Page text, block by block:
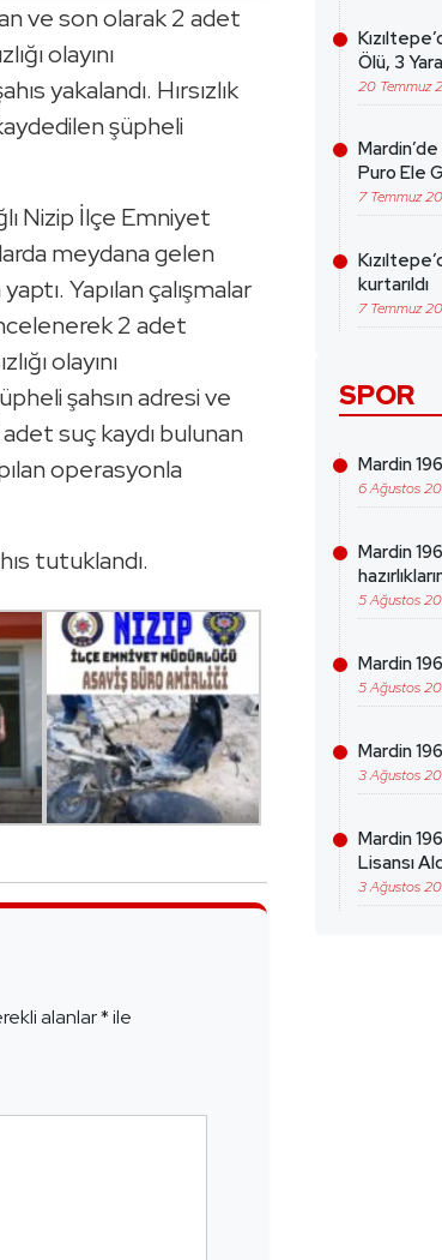
ve son olarak 2 adet
olayını
yakalandı. Hırsızlık
şüpheli
Nizip İlçe Emniyet
meydana gelen
Yapılan çalışmalar
2 adet
olayını
şahsın adresi ve
suç kaydı bulunan
operasyonla
tutuklandı.
alanlar*ile
Ölü, 3
20 Temmuz
Puro Ele
7 Temmuz
kurtarıldı
7 Temmuz
SPOR
Mardin
6 Ağustos
Mardin
5 Ağustos
Mardin
5 Ağustos
Mardin
3 Ağustos
Mardin
Lisansı
3 Ağustos